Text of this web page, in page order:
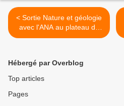
< Sortie Nature et géologie
avec l'ANA au plateau de
Beille
Hébergé par Overblog
Top articles
Pages